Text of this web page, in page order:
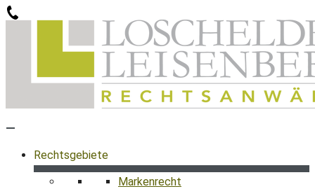
Zum
Rechtsgebiete
Markenrecht